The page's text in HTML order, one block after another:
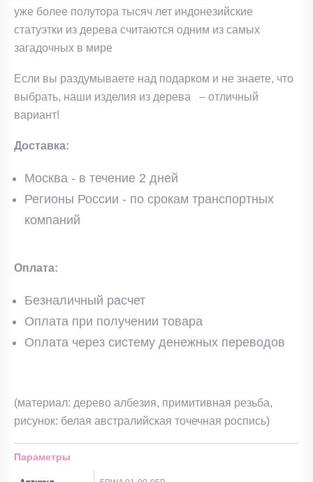
уже более полутора тысяч лет индонезийские
статуэтки из дерева считаются одним из самых
загадочных в мире
Если вы раздумываете над подарком и не знаете, что
выбрать, наши изделия из дерева – отличный
вариант!
Доставка:
Москва - в течение 2 дней
Регионы России - по срокам транспортных
компаний
Оплата:
Безналичный расчет
Оплата при получении товара
Оплата через систему денежных переводов
(материал: дерево албезия, примитивная резьба,
рисунок: белая австралийская точечная роспись)
Параметры